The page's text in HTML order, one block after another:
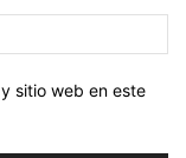
sitio web en este